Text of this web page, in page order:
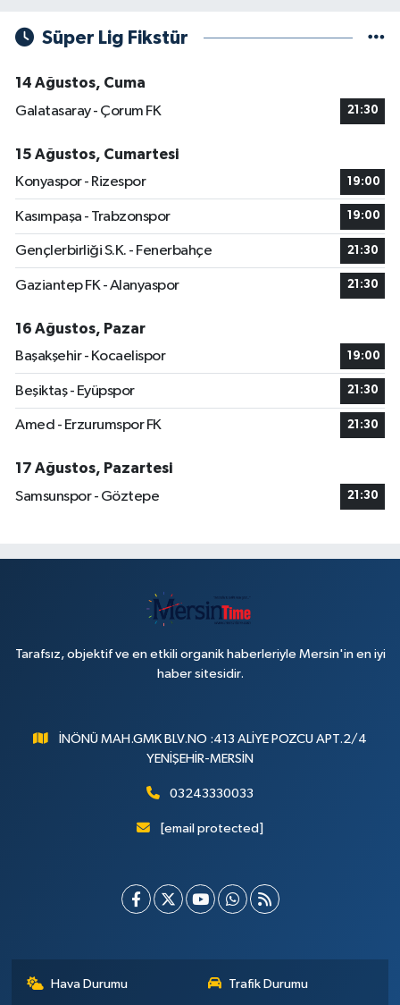
Süper Lig Fikstür
14 Ağustos, Cuma
Galatasaray - Çorum FK
21:30
15 Ağustos, Cumartesi
Konyaspor - Rizespor
19:00
Kasımpaşa - Trabzonspor 19:00
Gençlerbirliği S.K. - Fenerbahçe 21:30
Gaziantep FK - Alanyaspor 21:30
16 Ağustos, Pazar
Başakşehir - Kocaelispor
19:00
Beşiktaş - Eyüpspor 21:30
Amed - Erzurumspor FK 21:30
17 Ağustos, Pazartesi
Samsunspor - Göztepe
21:30
Tarafsız, objektif ve en etkili organik haberleriyle Mersin'in en iyi
haber sitesidir.
İNÖNÜ MAH.GMK BLV.NO :413 ALİYE POZCU APT.2/4
YENİŞEHİR-MERSİN
03243330033
[email protected]
Hava Durumu Trafik Durumu